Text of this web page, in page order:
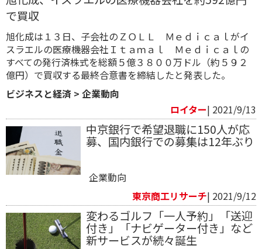
で買収
旭化成は１３日、子会社のＺＯＬＬ Ｍｅｄｉｃａｌがイ
スラエルの医療機器会社Ｉｔａｍａｌ Ｍｅｄｉｃａｌの
すべての発行済株式を総額５億３８００万ドル（約５９２
億円）で買収する最終合意書を締結したと発表した。
ビジネスと経済 > 企業動向
ロイター| 2021/9/13
中京銀行で希望退職に150人が応
募、国内銀行での募集は12年ぶり
企業動向
東京商工リサーチ| 2021/9/12
変わるゴルフ「一人予約」「送迎
付き」「ナビゲーター付き」など
新サービスが続々誕生